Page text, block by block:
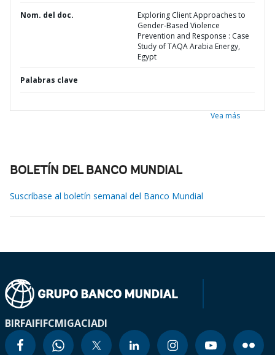
Nom. del doc.
Exploring Client Approaches to
Gender-Based Violence
Prevention and Response : Case
Study of TAQA Arabia Energy,
Egypt
Palabras clave
Vea más
BOLETÍN DEL BANCO MUNDIAL
Suscríbase al boletín semanal del Banco Mundial
BIRFAIFIFCMIGACIADI